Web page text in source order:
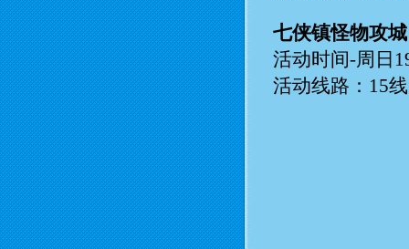
七侠镇怪物攻
活动时间-周日
活动线路：15